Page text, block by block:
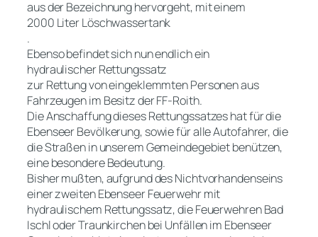
aus der Bezeichnung hervorgeht, mit einem
2000 Liter Löschwassertank
.
Ebenso befindet sich nun endlich ein
hydraulischer Rettungssatz
zur Rettung von eingeklemmten Personen aus
Fahrzeugen im Besitz der FF-Roith.
Die Anschaffung dieses Rettungssatzes hat für die
Ebenseer Bevölkerung, sowie für alle Autofahrer, die
die Straßen in unserem Gemeindegebiet benützen,
eine besondere Bedeutung.
Bisher mußten, aufgrund des Nichtvorhandenseins
einer zweiten Ebenseer Feuerwehr mit
hydraulischem Rettungssatz, die Feuerwehren Bad
Ischl oder Traunkirchen bei Unfällen im Ebenseer